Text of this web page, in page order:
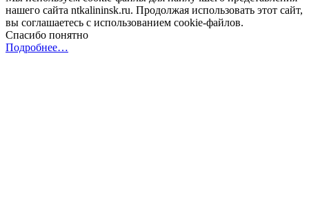
нашего сайта ntkalininsk.ru. Продолжая использовать этот сайт,
вы соглашаетесь с использованием cookie-файлов.
Спасибо понятно
Подробнее…